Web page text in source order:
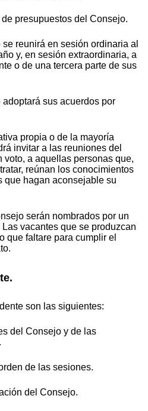
presupuestos del Consejo.
reunirá en sesión ordinaria al
y, en sesión extraordinaria, a
o de una tercera parte de sus
sus acuerdos por
propia o de la mayoría
invitar a las reuniones del
voto, a aquellas personas que,
reúnan los conocimientos
que hagan aconsejable su
serán nombrados por un
vacantes que se produzcan
que faltare para cumplir el
son las siguientes:
del Consejo y de las
de las sesiones.
del Consejo.